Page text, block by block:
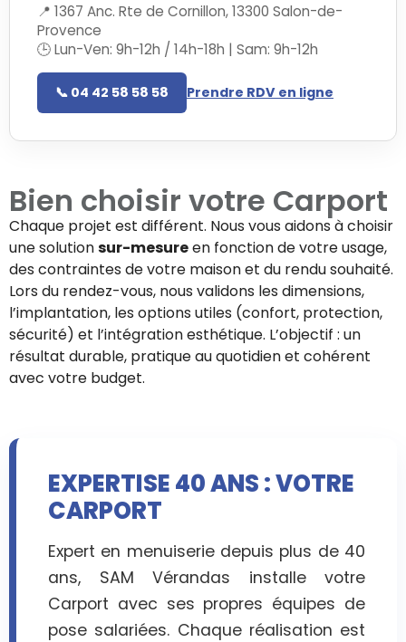
📍 1367 Anc. Rte de Cornillon, 13300 Salon-de-
Provence
🕒 Lun-Ven: 9h-12h / 14h-18h | Sam: 9h-12h
📞 04 42 58 58 58 Prendre RDV en ligne
Bien choisir votre Carport
Chaque projet est différent. Nous vous aidons à choisir
une solutionsur-mesureen fonction de votre usage,
des contraintes de votre maison et du rendu souhaité.
Lors du rendez-vous, nous validons les dimensions,
l’implantation, les options utiles (confort, protection,
sécurité) et l’intégration esthétique. L’objectif : un
résultat durable, pratique au quotidien et cohérent
avec votre budget.
EXPERTISE 40 ANS : VOTRE
CARPORT
Expert en menuiserie depuis plus de 40
ans, SAM Vérandas installe votre
Carport avec ses propres équipes de
pose salariées. Chaque réalisation est